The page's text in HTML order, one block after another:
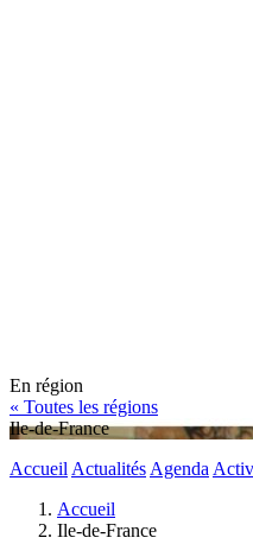
En région
« Toutes les régions
Ile-de-France
Accueil Actualités Agenda
Accueil
Ile-de-France